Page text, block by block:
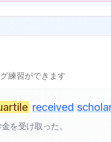
練習ができます
received
を受け取った。